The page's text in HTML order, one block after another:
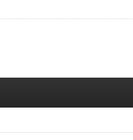
面，穩固的全球影響力